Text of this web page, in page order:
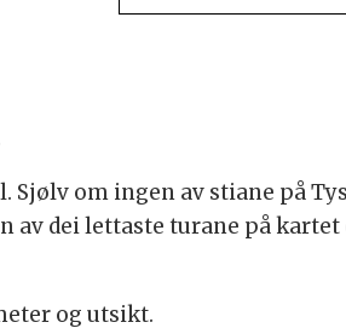
Sjølv om ingen av stiane på
dei lettaste turane på kartet
og utsikt.